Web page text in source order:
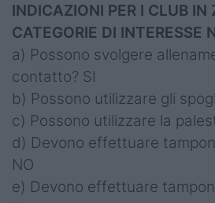
INDICAZIONI PER I CLUB IN
CATEGORIE DI INTERESSE
a) Possono svolgere
contatto? SI
b) Possono utilizzare gli
c) Possono utilizzare la
d) Devono effettuare
NO
e) Devono effettuare